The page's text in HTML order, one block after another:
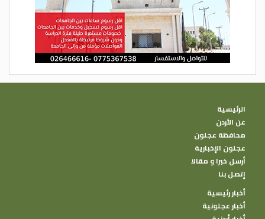
الرئيسية
عن الأردن
محافظة عجلون
عجلون الإخبارية
أرسل خبرا و مقالا
إتصل بنا
أخبار رئيسية
أخبار عجلونية